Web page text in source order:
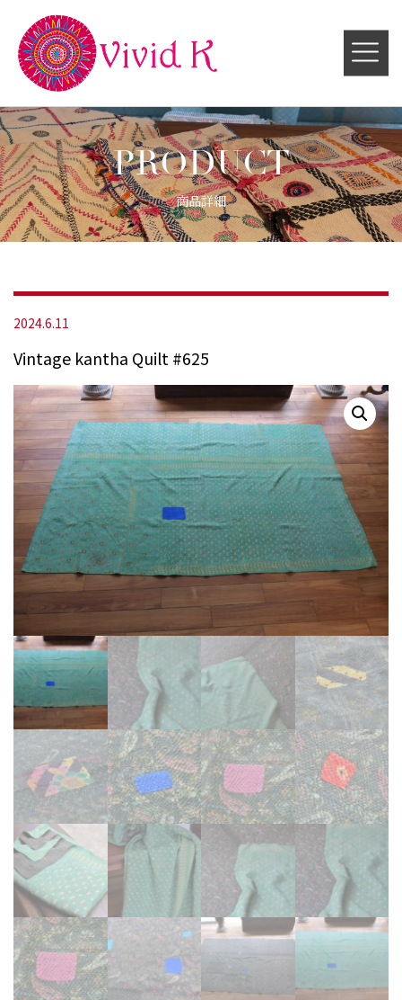
PRODUCT
商品詳細
2024.6.11
Vintage kantha Quilt #625